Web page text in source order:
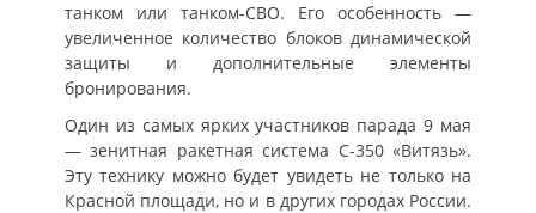
танком или танком-СВО. Его особенность —
увеличенное количество блоков динамической
защиты и дополнительные элементы
бронирования.
Один из самых ярких участников парада 9 мая
— зенитная ракетная система C-350 «Витязь».
Эту технику можно будет увидеть не только на
Красной площади, но и в других городах России.